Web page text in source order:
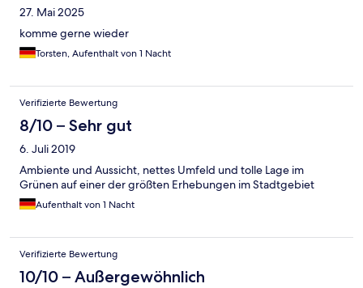
27. Mai 2025
komme gerne wieder
Torsten, Aufenthalt von 1 Nacht
Verifizierte Bewertung
8/10 – Sehr gut
6. Juli 2019
Ambiente und Aussicht, nettes Umfeld und tolle Lage im
Grünen auf einer der größten Erhebungen im Stadtgebiet
Aufenthalt von 1 Nacht
Verifizierte Bewertung
10/10 – Außergewöhnlich